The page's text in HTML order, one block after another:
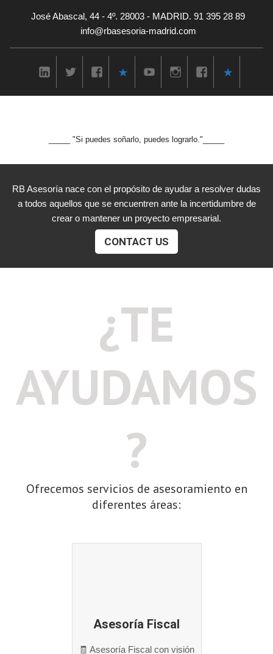
José Abascal, 44 - 4º. 28003 - MADRID. 91 395 28 89
info@rbasesoria-madrid.com
_____ "Si puedes soñarlo, puedes lograrlo."_____
RB Asesoría nace con el propósito de ayudar a resolver dudas
a todos aquellos que se encuentren ante la incertidumbre de
crear o mantener un proyecto empresarial.
CONTACT US
¿TE
AYUDAMOS
?
Ofrecemos servicios de asesoramiento en
diferentes áreas:
Asesoría Fiscal
🧾 Asesoría Fiscal con visión